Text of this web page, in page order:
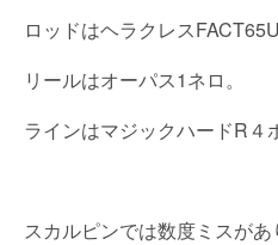
ロッドはヘラクレス
リールはオーパス1ネロ。
ラインはマジックハードR４
スカルピンでは数度ミスがあ